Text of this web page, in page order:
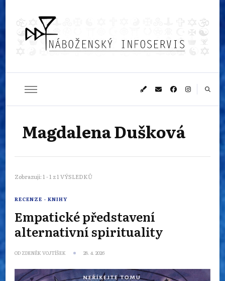
Náboženský
infoservis
Magdalena Dušková
Zobrazuji: 1 - 1 z 1 VÝSLEDKŮ
RECENZE - KNIHY
Empatické představení
alternativní spirituality
OD ZDENĚK VOJTÍŠEK 28. 4. 2026